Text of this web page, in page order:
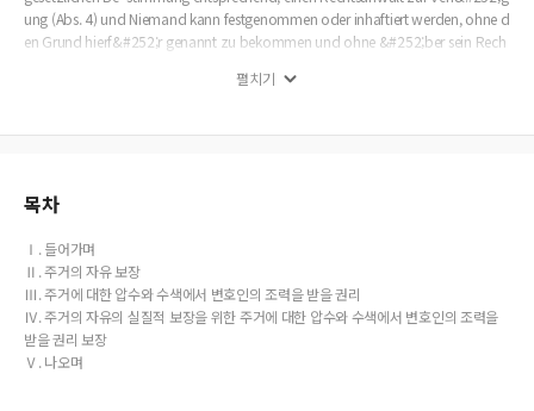
ung (Abs. 4) und Niemand kann festgenommen oder inhaftiert werden, ohne d
en Grund hierf&#252;r genannt zu bekommen und ohne &#252;ber sein Rech
regelt Art. 16 kein Grundrecht, sofort den Beistand eines Rechts- anwaltes zu er
hung der Freiheit der Wohnung und Verst&#228;rkung der Unverletzlichkeit der
ung neu vorge- schrieben und damit gew&#228;hrleistet werden. Im Jahr 2018
maligen Vorschl&#228;ge f&#252;r die Verfassungs- &#228;nderung nicht das
Recht, sofort den Beistand eines Rechtsanwaltes zu erhalten, bei Beschlagnah
me oder Durchsuchung der Wohnung. Das Grundrecht, sofort den Beistand ei
nes Rechtsanwaltes zu erhalten, bei Beschlagnahme oder Durchsuchung der W
ohnung ist ein bedeutungvolles Grundrecht in der koreanische Verfassung zum
Grundrecht- schutz, von daher sollte so das Grundrecht bei der zukunftigen Ve
펼치기
목차
Ⅰ. 들어가며
Ⅱ. 주거의 자유 보장
Ⅲ. 주거에 대한 압수와 수색에서 변호인의 조력을 받을 권리
Ⅳ. 주거의 자유의 실질적 보장을 위한 주거에 대한 압수와 수색에서 변호인의 조력을
받을 권리 보장
Ⅴ. 나오며